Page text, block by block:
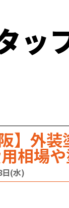
ッ
阪】外
相場
日(水)